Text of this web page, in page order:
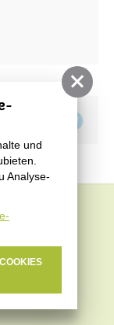
und
Analyse-